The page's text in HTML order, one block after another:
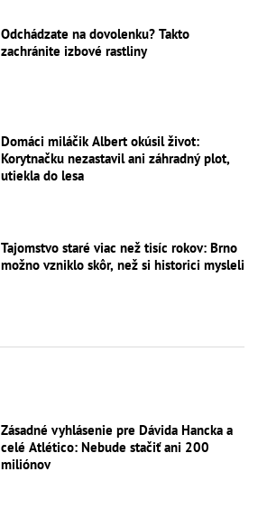
Odchádzate na dovolenku? Takto
zachránite izbové rastliny
Domáci miláčik Albert okúsil život:
Korytnačku nezastavil ani záhradný plot,
utiekla do lesa
Tajomstvo staré viac než tisíc rokov: Brno
možno vzniklo skôr, než si historici mysleli
Zásadné vyhlásenie pre Dávida Hancka a
celé Atlético: Nebude stačiť ani 200
miliónov